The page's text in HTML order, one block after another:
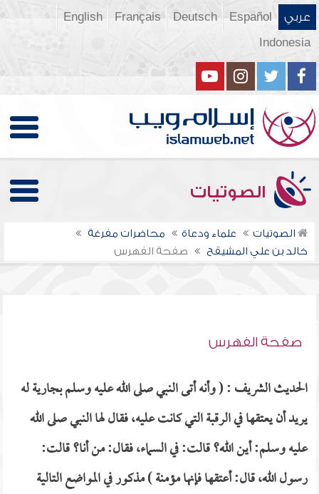
عربي Español
Deutsch
Français
English
Indonesia
الصوتيات
الصوتيات علماء ودعاة
محاضرات مفرغة
خالد بن علي المشيقح
صفحة الفهرس
صفحة الفهرس
الحديث الشريف : ( وأنه أتى النبي صلى الله عليه وسلم بجارية له
يريد أن يعتقها في الرقبة التي كانت عليه، فقال لها النبي صلى الله
عليه وسلم: أين الله؟ قالت: في السماء، فقال: من أنا؟ قالت:
رسول الله، قال: أعتقها فإنها مؤمنة ) مذكور في المواضع التالية